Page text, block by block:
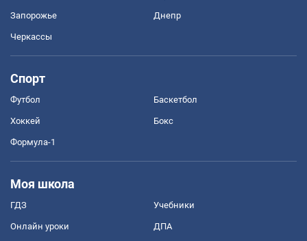
Запорожье Днепр
Черкассы
Спорт
Футбол Баскетбол
Хоккей Бокс
Формула-1
Моя школа
ГДЗ Учебники
Онлайн уроки ДПА